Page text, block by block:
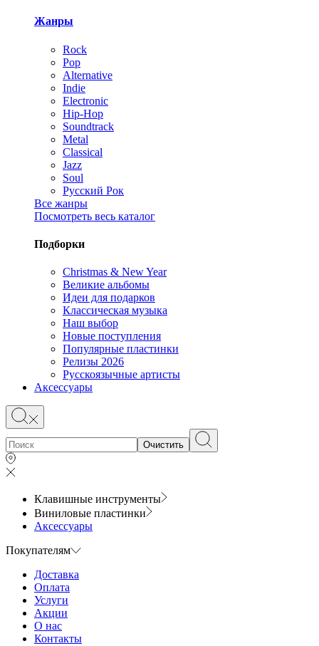
Жанры
Rock
Pop
Alternative
Indie
Electronic
Hip-Hop
Soundtrack
Metal
Classical
Jazz
Soul
Русский Рок
Все жанры
Посмотреть весь каталог
Подборки
Christmas & New Year
Великие альбомы
Идеи для подарков
Классическая музыка
Наш выбор
Новые поступления
Популярные пластинки
Релизы 2026
Русскоязычные артисты
Аксессуары
Очистить
Клавишные инструменты
Виниловые пластинки
Аксессуары
Покупателям
Доставка
Оплата
Услуги
Акции
О нас
Контакты